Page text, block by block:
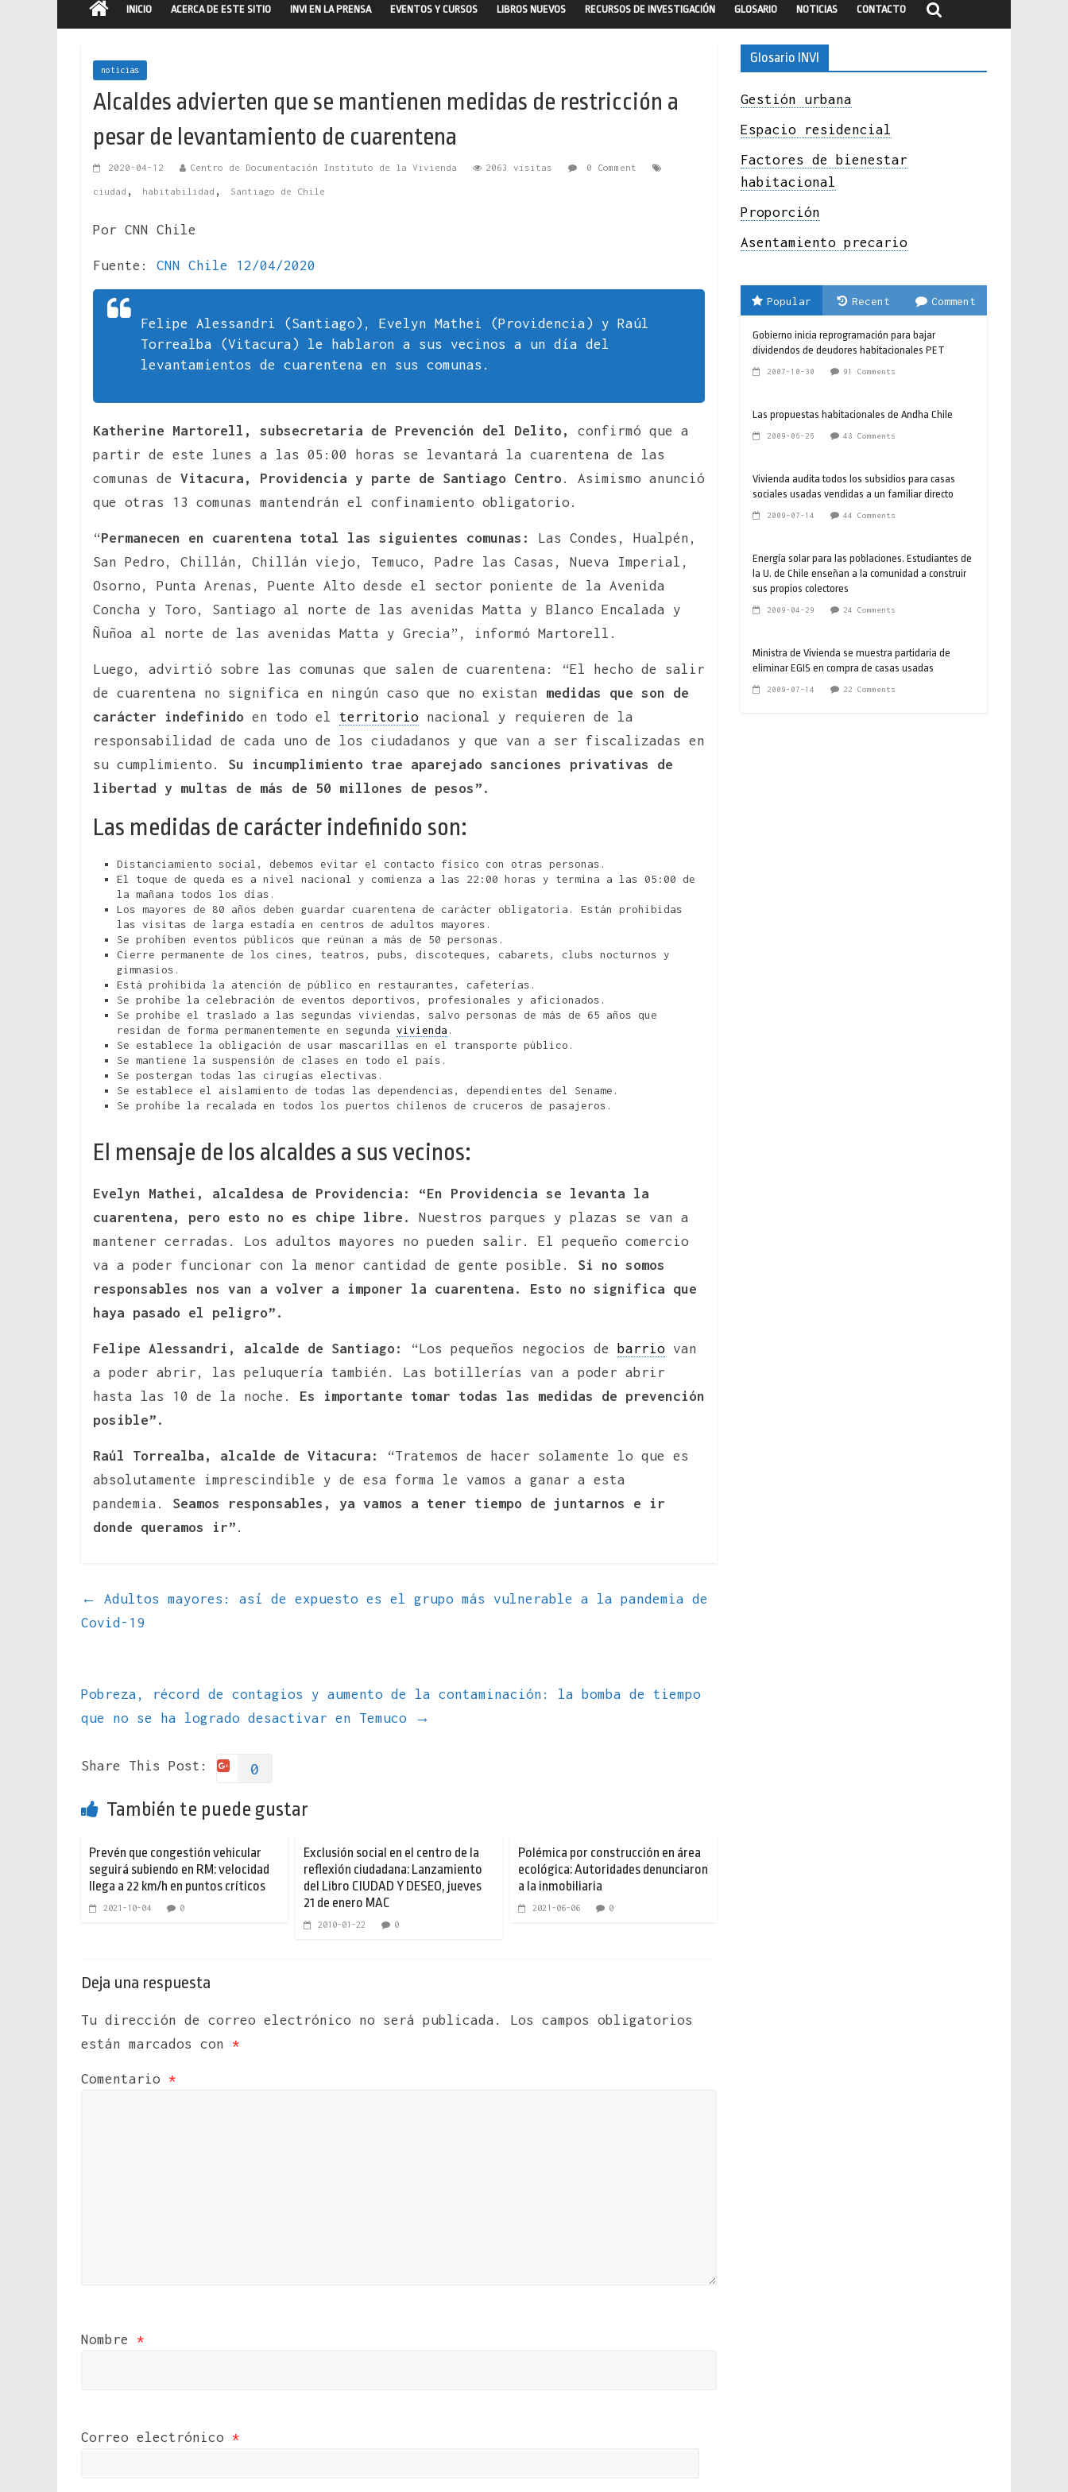
INICIO ACERCA DE ESTE SITIO INVI EN LA PRENSA EVENTOS Y CURSOS LIBROS NUEVOS RECURSOS DE INVESTIGACIÓN GLOSARIO NOTICIAS CONTACTO
noticias
Alcaldes advierten que se mantienen medidas de restricción a
pesar de levantamiento de cuarentena
2020-04-12 Centro de Documentación Instituto de la Vivienda 2063 visitas 0 Comment
ciudad , habitabilidad , Santiago de Chile
Por CNN Chile
Fuente: CNN Chile 12/04/2020
Felipe Alessandri (Santiago), Evelyn Mathei (Providencia) y Raúl
Torrealba (Vitacura) le hablaron a sus vecinos a un día del
levantamientos de cuarentena en sus comunas.
Katherine Martorell, subsecretaria de Prevención del Delito,
confirmó que a
partir de este lunes a las 05:00 horas se levantará la cuarentena de las
comunas de Vitacura, Providencia y parte de Santiago Centro . Asimismo anunció
que otras 13 comunas mantendrán el confinamiento obligatorio.
“Permanecen en cuarentena total las siguientes comunas:
Las Condes, Hualpén,
San Pedro, Chillán, Chillán viejo, Temuco, Padre las Casas, Nueva Imperial,
Osorno, Punta Arenas, Puente Alto desde el sector poniente de la Avenida
Concha y Toro, Santiago al norte de las avenidas Matta y Blanco Encalada y
Ñuñoa al norte de las avenidas Matta y Grecia”, informó Martorell.
Luego, advirtió sobre las comunas que salen de cuarentena: “El hecho de salir
de cuarentena no significa en ningún caso que no existan medidas que son de
carácter indefinido en todo el territorio nacional y requieren de la
responsabilidad de cada uno de los ciudadanos y que van a ser fiscalizadas en
su cumplimiento. Su incumplimiento trae aparejado sanciones privativas de
libertad y multas de más de 50 millones de pesos”.
Las medidas de carácter indefinido son:
Distanciamiento social, debemos evitar el contacto físico con otras personas.
El toque de queda es a nivel nacional y comienza a las 22:00 horas y termina a las 05:00 de
la mañana todos los días.
Los mayores de 80 años deben guardar cuarentena de carácter obligatoria. Están prohibidas
las visitas de larga estadía en centros de adultos mayores.
Se prohíben eventos públicos que reúnan a más de 50 personas.
Cierre permanente de los cines, teatros, pubs, discoteques, cabarets, clubs nocturnos y
gimnasios.
Está prohibida la atención de público en restaurantes, cafeterías.
Se prohíbe la celebración de eventos deportivos, profesionales y aficionados.
Se prohíbe el traslado a las segundas viviendas, salvo personas de más de 65 años que
residan de forma permanentemente en segunda vivienda .
Se establece la obligación de usar mascarillas en el transporte público.
Se mantiene la suspensión de clases en todo el país.
Se postergan todas las cirugías electivas.
Se establece el aislamiento de todas las dependencias, dependientes del Sename.
Se prohíbe la recalada en todos los puertos chilenos de cruceros de pasajeros.
El mensaje de los alcaldes a sus vecinos:
Evelyn Mathei, alcaldesa de Providencia:
“En Providencia se levanta la
cuarentena, pero esto no es chipe libre.
Nuestros parques y plazas se van a
mantener cerradas. Los adultos mayores no pueden salir. El pequeño comercio
va a poder funcionar con la menor cantidad de gente posible. Si no somos
responsables nos van a volver a imponer la cuarentena. Esto no significa que
haya pasado el peligro”.
Felipe Alessandri, alcalde de Santiago: “Los pequeños negocios de barrio van
a poder abrir, las peluquería también. Las botillerías van a poder abrir
hasta las 10 de la noche. Es importante tomar todas las medidas de prevención
posible”.
Raúl Torrealba, alcalde de Vitacura:
“Tratemos de hacer solamente lo que es
absolutamente imprescindible y de esa forma le vamos a ganar a esta
pandemia. Seamos responsables, ya vamos a tener tiempo de juntarnos e ir
donde queramos ir” .
←
Adultos mayores: así de expuesto es el grupo más vulnerable a la pandemia de
Covid-19
Pobreza, récord de contagios y aumento de la contaminación: la bomba de tiempo
que no se ha logrado desactivar en Temuco
→
Share This Post: 0
También te puede gustar
Prevén que congestión vehicular
seguirá subiendo en RM: velocidad
llega a 22 km/h en puntos críticos
2021-10-04 0
Exclusión social en el centro de la
reflexión ciudadana: Lanzamiento
del Libro CIUDAD Y DESEO, jueves
21 de enero MAC
2010-01-22 0
Polémica por construcción en área
ecológica: Autoridades denunciaron
a la inmobiliaria
2021-06-06 0
Deja una respuesta
Tu dirección de correo electrónico no será publicada.
Los campos obligatorios
están marcados con *
Comentario *
Nombre *
Correo electrónico *
Glosario INVI
Gestión urbana
Espacio residencial
Factores de bienestar
habitacional
Proporción
Asentamiento precario
Popular Recent Comment
Gobierno inicia reprogramación para bajar
dividendos de deudores habitacionales PET
2007-10-30 91 Comments
Las propuestas habitacionales de Andha Chile
2009-06-26 48 Comments
Vivienda audita todos los subsidios para casas
sociales usadas vendidas a un familiar directo
2009-07-14 44 Comments
Energía solar para las poblaciones. Estudiantes de
la U. de Chile enseñan a la comunidad a construir
sus propios colectores
2009-04-29 24 Comments
Ministra de Vivienda se muestra partidaria de
eliminar EGIS en compra de casas usadas
2009-07-14 22 Comments